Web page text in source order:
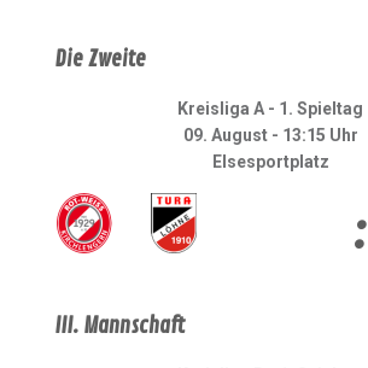
Die Zweite
Kreisliga A - 1. Spieltag
09. August - 13:15 Uhr
Elsesportplatz
:
III. Mannschaft